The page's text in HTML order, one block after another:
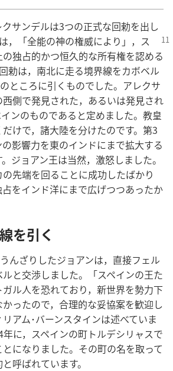
サンデル​は​3​つ​の​正式​な​回勅​を​出し​
，「全能​の​神​の​権威​に​より」，ス
独占​的​かつ​恒久​的​な​所有​権​を​認める​
勅​は，南北​に​走る​境界​線​を​カボベル
ところ​に​引く​もの​でし​た。アレクサ
側​で​発見​さ​れ​た，あるいは​発見​さ​れ
ン​の​もの​で​ある​と​定め​まし​た。教皇​
け​で，諸​大陸​を​分け​た​の​です。第​3​
影響​力​を​東​の​インド​に​まで​拡大​する​
ジョアン​王​は​当然，激怒​し​まし​た。
先端​を​回る​こと​に​成功​し​た​ばかり​
を​インド洋​に​まで​広げ​つつ​あっ​た​か
を​引く
んざり​し​た​ジョアン​は，直接​フェル
と​交渉​し​まし​た。「スペイン​の​王​た
ル​人​を​恐れ​て​おり，新​世界​を​勢力​下​
っ​た​の​で，合理​的​な​妥協​案​を​歓迎​し​
アム​･​バーンスタイン​は​述べ​て​い​ま
に，スペイン​の​町​トルデシリャス​で​
に​なり​まし​た。その​町​の​名​を​取っ​て​
呼ば​れ​て​い​ます。